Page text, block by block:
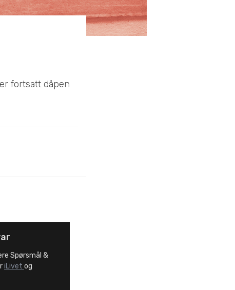
fortsatt dåpen
Spørsmål &
iLivet og